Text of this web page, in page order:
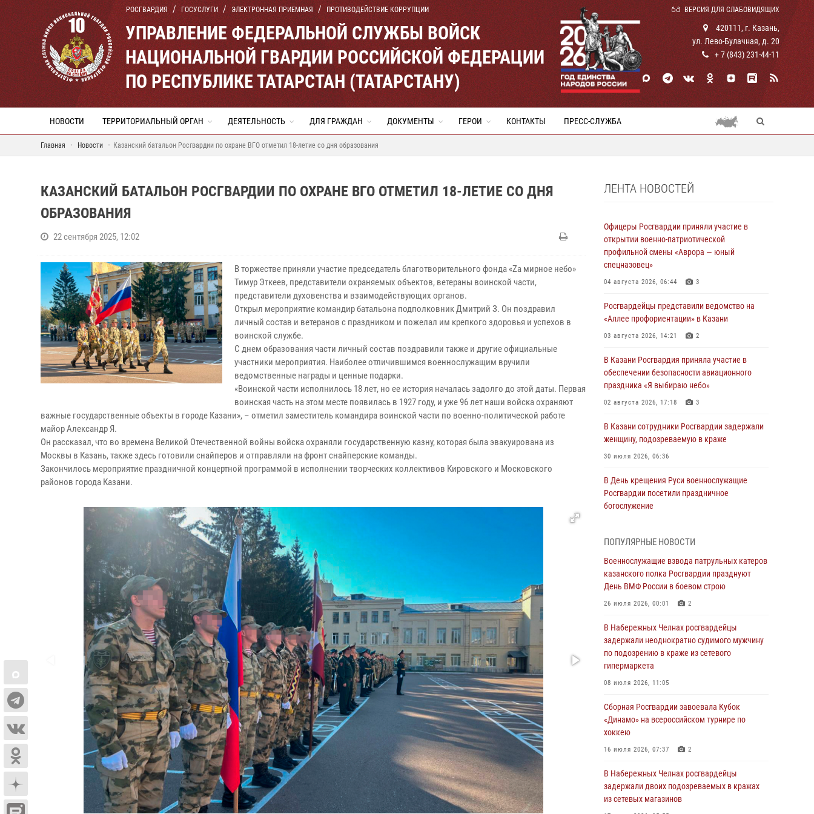
РОСГВАРДИЯ ГОСУСЛУГИ ЭЛЕКТРОННАЯ ПРИЕМНАЯ ПРОТИВОДЕЙСТВИЕ КОРРУПЦИИ ВЕРСИЯ ДЛЯ СЛАБОВИДЯЩИХ
УПРАВЛЕНИЕ ФЕДЕРАЛЬНОЙ СЛУЖБЫ ВОЙСК
НАЦИОНАЛЬНОЙ ГВАРДИИ РОССИЙСКОЙ ФЕДЕРАЦИИ
ПО РЕСПУБЛИКЕ ТАТАРСТАН (ТАТАРСТАНУ)
420111, г. Казань,
ул. Лево-Булачная, д. 20
+ 7 (843) 231-44-11
НОВОСТИ ТЕРРИТОРИАЛЬНЫЙ ОРГАН ДЕЯТЕЛЬНОСТЬ ДЛЯ ГРАЖДАН ДОКУМЕНТЫ ГЕРОИ КОНТАКТЫ ПРЕСС-СЛУЖБА
Главная Новости Казанский батальон Росгвардии по охране ВГО отметил 18-летие со дня образования
КАЗАНСКИЙ БАТАЛЬОН РОСГВАРДИИ ПО ОХРАНЕ ВГО ОТМЕТИЛ 18-ЛЕТИЕ СО ДНЯ
ОБРАЗОВАНИЯ
22 сентября 2025, 12:02
В торжестве приняли участие председатель благотворительного фонда «Zа мирное небо»
Тимур Эткеев, представители охраняемых объектов, ветераны воинской части,
представители духовенства и взаимодействующих органов.
Открыл мероприятие командир батальона подполковник Дмитрий З. Он поздравил
личный состав и ветеранов с праздником и пожелал им крепкого здоровья и успехов в
воинской службе.
С днем образования части личный состав поздравили также и другие официальные
участники мероприятия. Наиболее отличившимся военнослужащим вручили
ведомственные награды и ценные подарки.
«Воинской части исполнилось 18 лет, но ее история началась задолго до этой даты. Первая
воинская часть на этом месте появилась в 1927 году, и уже 96 лет наши войска охраняют
важные государственные объекты в городе Казани», – отметил заместитель командира воинской части по военно-политической работе
майор Александр Я.
Он рассказал, что во времена Великой Отечественной войны войска охраняли государственную казну, которая была эвакуирована из
Москвы в Казань, также здесь готовили снайперов и отправляли на фронт снайперские команды.
Закончилось мероприятие праздничной концертной программой в исполнении творческих коллективов Кировского и Московского
районов города Казани.
ЛЕНТА НОВОСТЕЙ
Офицеры Росгвардии приняли участие в
открытии военно-патриотической
профильной смены «Аврора — юный
спецназовец»
04 августа 2026, 06:44 3
Росгвардейцы представили ведомство на
«Аллее профориентации» в Казани
03 августа 2026, 14:21 2
В Казани Росгвардия приняла участие в
обеспечении безопасности авиационного
праздника «Я выбираю небо»
02 августа 2026, 17:18 3
В Казани сотрудники Росгвардии задержали
женщину, подозреваемую в краже
30 июля 2026, 06:36
В День крещения Руси военнослужащие
Росгвардии посетили праздничное
богослужение
Военнослужащие взвода патрульных катеров
казанского полка Росгвардии празднуют
День ВМФ России в боевом строю
26 июля 2026, 00:01 2
«бронзу» в окружном этапе конкурса
профессионального мастерства
24 июля 2026, 15:05 4
В казанском полку Росгвардии состоялся
23 июля 2026, 10:22 2
В Нижнекамске сотрудники Росгвардии
задержали подозреваемого в краже
В Казани Росгвардия приняла участие в
обеспечении безопасности крестного хода и
ПОПУЛЯРНЫЕ НОВОСТИ
Военнослужащие взвода патрульных катеров
казанского полка Росгвардии празднуют
День ВМФ России в боевом строю
26 июля 2026, 00:01 2
В Набережных Челнах росгвардейцы
задержали неоднократно судимого мужчину
по подозрению в краже из сетевого
гипермаркета
08 июля 2026, 11:05
Сборная Росгвардии завоевала Кубок
«Динамо» на всероссийском турнире по
хоккею
16 июля 2026, 07:37 2
В Набережных Челнах росгвардейцы
задержали двоих подозреваемых в кражах
из сетевых магазинов